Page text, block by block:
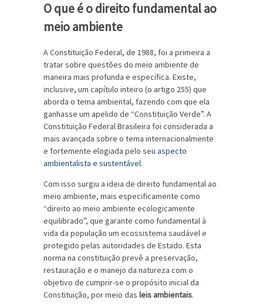
O que é o direito fundamental ao
meio ambiente
A Constituição Federal, de 1988, foi a primeira a
tratar sobre questões do meio ambiente de
maneira mais profunda e específica. Existe,
inclusive, um capítulo inteiro (o artigo 255) que
aborda o tema ambiental, fazendo com que ela
ganhasse um apelido de “Constituição Verde”. A
Constituição Federal Brasileira foi considerada a
mais avançada sobre o tema internacionalmente
e fortemente elogiada pelo seu aspecto
ambientalista e sustentável.
Com isso surgiu a ideia de direito fundamental ao
meio ambiente, mais especificamente como
“direito ao meio ambiente ecologicamente
equilibrado”, que garante como fundamental à
vida da população um ecossistema saudável e
protegido pelas autoridades de Estado. Esta
norma na constituição prevê a preservação,
restauração e o manejo da natureza com o
objetivo de cumprir-se o propósito inicial da
Constituição, por meio das leis ambientais.